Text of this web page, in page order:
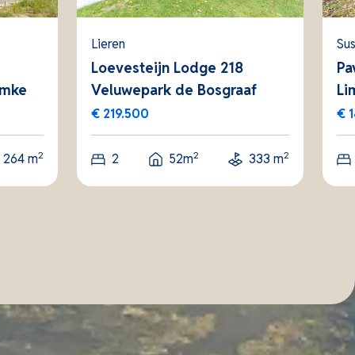
264 m2
Lieren
Loevesteijn Lodge 218
Veluwepark de Bosgraaf
€ 219.500
2 52m2 333 m2
€